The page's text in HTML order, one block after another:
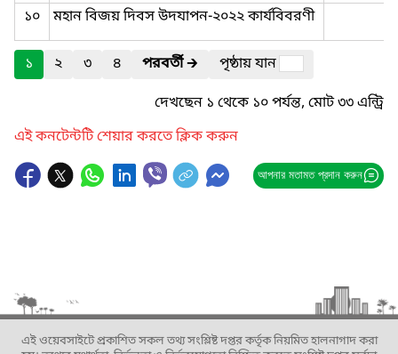
১০
মহান বিজয় দিবস উদযাপন-২০২২ কার্যবিবরণী
১ ২ ৩ ৪ পরবর্তী🡲
পৃষ্ঠায় যান
দেখছেন ১ থেকে ১০ পর্যন্ত, মোট ৩৩ এন্ট্রি
এই কনটেন্টটি শেয়ার করতে ক্লিক করুন
আপনার মতামত প্রদান করুন
এই ওয়েবসাইটে প্রকাশিত সকল তথ্য সংশ্লিষ্ট দপ্তর কর্তৃক নিয়মিত হালনাগাদ করা